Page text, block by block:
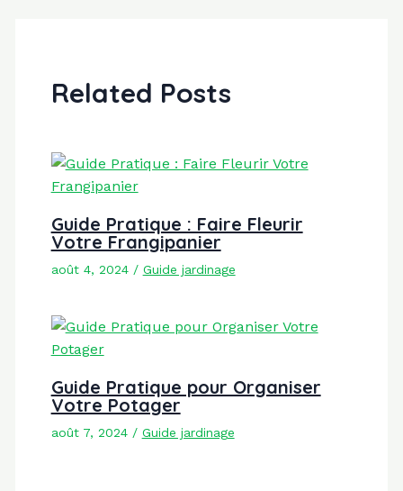
Related Posts
Guide Pratique : Faire Fleurir
Votre Frangipanier
août 4, 2024 / Guide jardinage
Guide Pratique pour Organiser
Votre Potager
août 7, 2024 / Guide jardinage